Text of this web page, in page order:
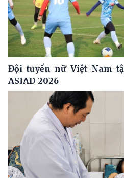
Đội tuyển nữ Việt Nam
ASIAD 2026